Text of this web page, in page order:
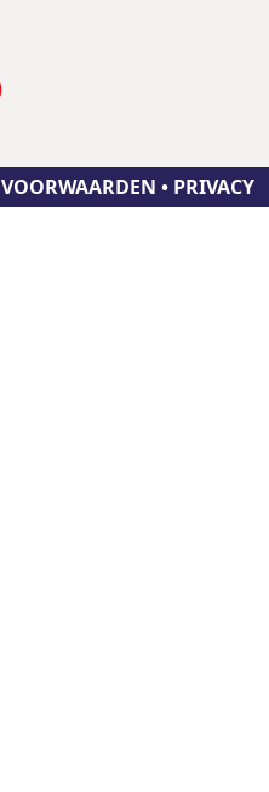
VOORWAARDEN • PRIVACY